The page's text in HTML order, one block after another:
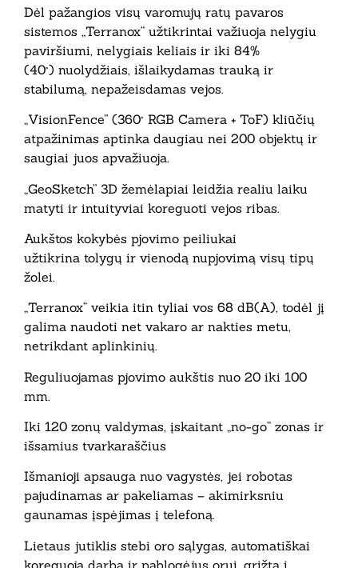
Dėl pažangios visų varomujų ratų pavaros
sistemos „Terranox“ užtikrintai važiuoja nelygiu
paviršiumi, nelygiais keliais ir iki 84%
(40°) nuolydžiais, išlaikydamas trauką ir
stabilumą, nepažeisdamas vejos.
„VisionFence” (360° RGB Camera + ToF) kliūčių
atpažinimas aptinka daugiau nei 200 objektų ir
saugiai juos apvažiuoja.
„GeoSketch” 3D žemėlapiai leidžia realiu laiku
matyti ir intuityviai koreguoti vejos ribas.
Aukštos kokybės pjovimo peiliukai
užtikrina tolygų ir vienodą nupjovimą visų tipų
žolei.
„Terranox“ veikia itin tyliai vos 68 dB(A), todėl jį
galima naudoti net vakaro ar nakties metu,
netrikdant aplinkinių.
Reguliuojamas pjovimo aukštis nuo 20 iki 100
mm.
Iki 120 zonų valdymas, įskaitant „no-go“ zonas ir
išsamius tvarkaraščius
Išmanioji apsauga nuo vagystės, jei robotas
pajudinamas ar pakeliamas – akimirksniu
gaunamas įspėjimas į telefoną.
Lietaus jutiklis stebi oro sąlygas, automatiškai
koreguoja darbą ir pablogėjus orui, grįžta į